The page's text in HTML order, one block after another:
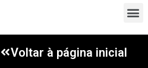
Voltar à página inicial